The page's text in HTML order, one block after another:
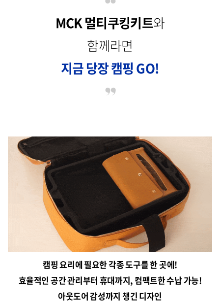
MCK 멀티쿠킹키트와
함께라면
지금 당장 캠핑 GO!
캠핑 요리에 필요한 각종 도구를 한 곳에!
효율적인 공간 관리부터 휴대까지, 컴팩트한 수납 가능!
아웃도어 감성까지 챙긴 디자인